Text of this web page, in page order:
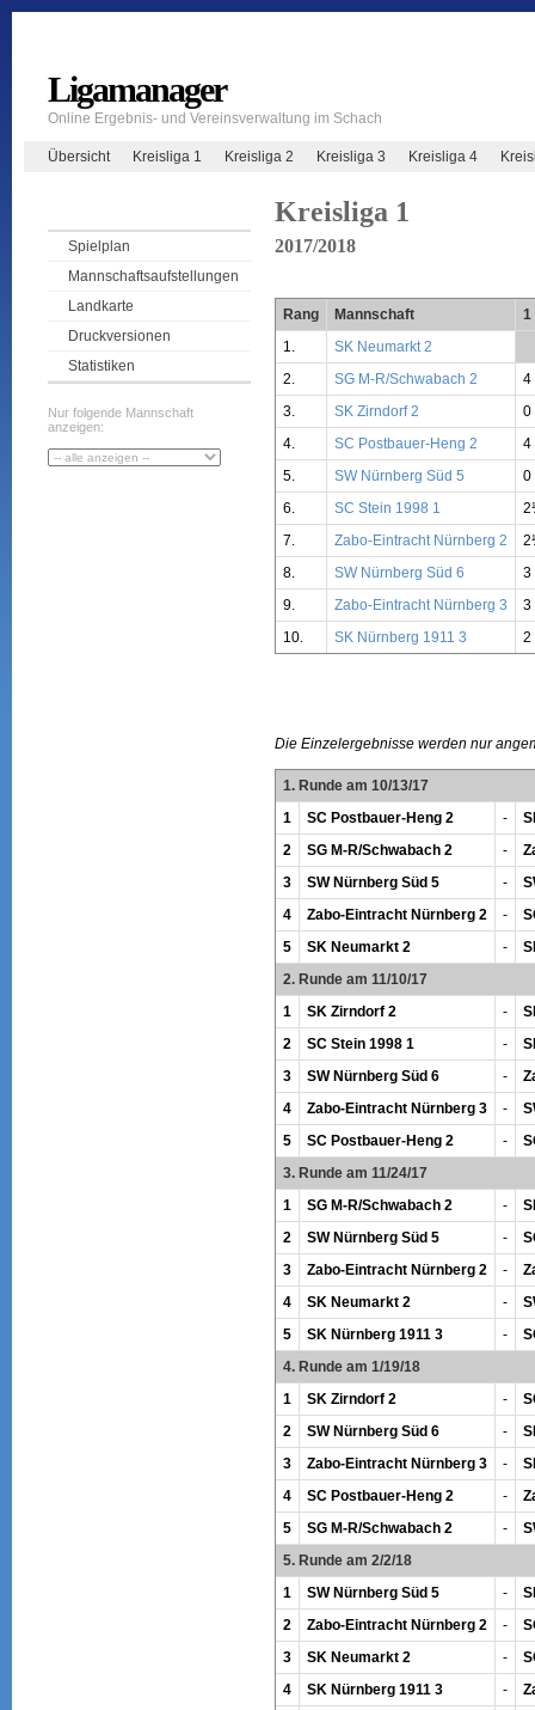
Ligamanager
Online Ergebnis- und Vereinsverwaltung im Schach
Übersicht Kreisliga 1 Kreisliga 2 Kreisliga 3 Kreisliga 4
Spielplan
Mannschaftsaufstellungen
Landkarte
Druckversionen
Statistiken
Nur folgende Mannschaft
anzeigen:
Kreisliga 1
2017/2018
Rang Mannschaft
1
1.
SK Neumarkt 2
2.
SG M-R/Schwabach 2
4
3.
SK Zirndorf 2
0
4.
SC Postbauer-Heng 2
4
5.
SW Nürnberg Süd 5
0
6.
SC Stein 1998 1
7.
Zabo-Eintracht Nürnberg 2
8.
SW Nürnberg Süd 6
3
9.
Zabo-Eintracht Nürnberg 3
3
10.
SK Nürnberg 1911 3 2
Die Einzelergebnisse werden nur
1. Runde am 10/13/17
1
SC Postbauer-Heng 2 -
2
SG M-R/Schwabach 2 -
3
SW Nürnberg Süd 5 -
4
Zabo-Eintracht Nürnberg 2 -
5
SK Neumarkt 2 -
2. Runde am 11/10/17
1
SK Zirndorf 2 -
2
SC Stein 1998 1 -
3
SW Nürnberg Süd 6 -
4
Zabo-Eintracht Nürnberg 3 -
5
SC Postbauer-Heng 2 -
3. Runde am 11/24/17
1
SG M-R/Schwabach 2 -
2
SW Nürnberg Süd 5 -
3
Zabo-Eintracht Nürnberg 2 -
4
SK Neumarkt 2 -
5
SK Nürnberg 1911 3 -
4. Runde am 1/19/18
1
SK Zirndorf 2 -
2
SW Nürnberg Süd 6 -
3
Zabo-Eintracht Nürnberg 3 -
4
SC Postbauer-Heng 2 -
5
SG M-R/Schwabach 2 -
5. Runde am 2/2/18
1
SW Nürnberg Süd 5 -
2
Zabo-Eintracht Nürnberg 2 -
3
SK Neumarkt 2 -
4
SK Nürnberg 1911 3 -